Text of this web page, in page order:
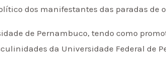
dos manifestantes das paradas de
de Pernambuco, tendo como
da Universidade Federal de